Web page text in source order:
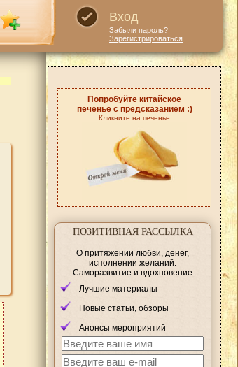
Вход
Забыли пароль?
Зарегистрироваться
Попробуйте китайское
печенье с предсказанием :)
Кликните на печенье
ПОЗИТИВНАЯ РАССЫЛКА
О притяжении любви, денег,
исполнении желаний.
Саморазвитие и вдохновение
Лучшие материалы
Новые статьи, обзоры
Анонсы мероприятий